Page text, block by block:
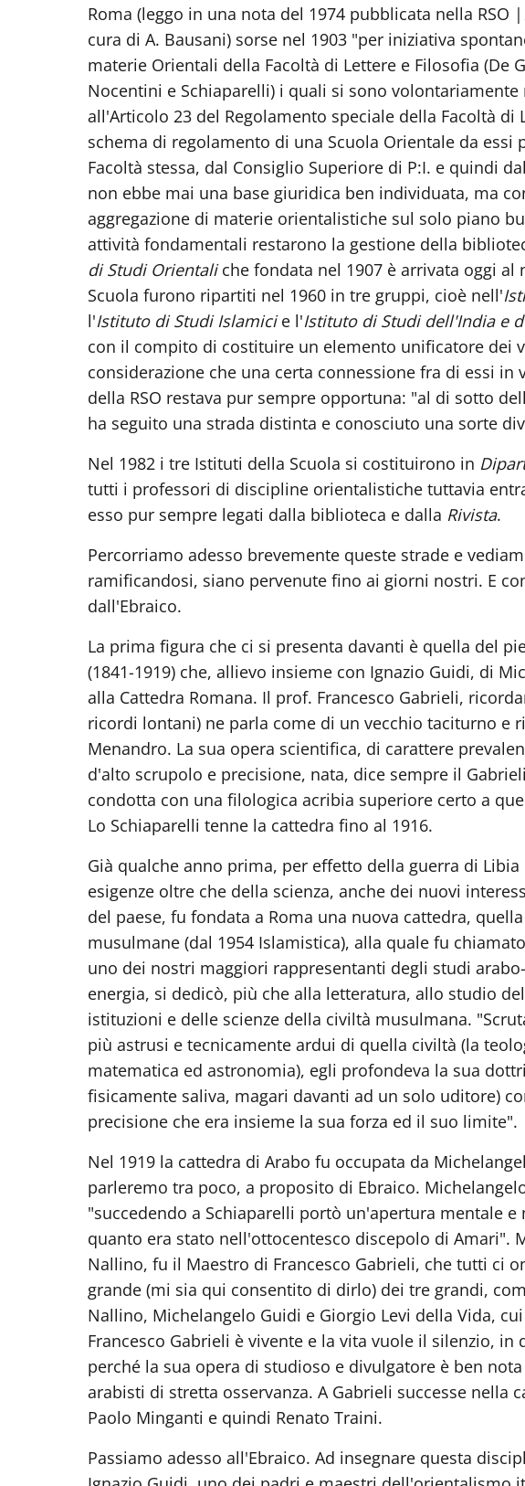
Roma (leggo in una nota del 1974 pubblicata nella RSO |
cura di A. Bausani) sorse nel 1903 "per iniziativa
materie Orientali della Facoltà di Lettere e Filosofia (De
Nocentini e Schiaparelli) i quali si sono
all'Articolo 23 del Regolamento speciale della Facoltà
schema di regolamento di una Scuola Orientale da essi
Facoltà stessa, dal Consiglio Superiore di P:I. e quindi
non ebbe mai una base giuridica ben individuata, ma
aggregazione di materie orientalistiche sul solo piano
attività fondamentali restarono la gestione della
di Studi Orientaliche fondata nel 1907 è arrivata oggi al
Scuola furono ripartiti nel 1960 in tre gruppi, cioè nell'
l'Istituto di Studi Islamicie l'Istituto di Studi dell'India e
con il compito di costituire un elemento unificatore dei
considerazione che una certa connessione fra di essi
della RSO restava pur sempre opportuna: "al di sotto
ha seguito una strada distinta e conosciuto una sorte
Nel 1982 i tre Istituti della Scuola si costituirono in
tutti i professori di discipline orientalistiche tuttavia
esso pur sempre legati dalla biblioteca e dalla Rivista.
Percorriamo adesso brevemente queste strade e
ramificandosi, siano pervenute fino ai giorni nostri. E
dall'Ebraico.
La prima figura che ci si presenta davanti è quella del
(1841-1919) che, allievo insieme con Ignazio Guidi, di
alla Cattedra Romana. Il prof. Francesco Gabrieli,
ricordi lontani) ne parla come di un vecchio taciturno e
Menandro. La sua opera scientifica, di carattere
d'alto scrupolo e precisione, nata, dice sempre il
condotta con una filologica acribia superiore certo a
Lo Schiaparelli tenne la cattedra fino al 1916.
Già qualche anno prima, per effetto della guerra di
esigenze oltre che della scienza, anche dei nuovi
del paese, fu fondata a Roma una nuova cattedra,
musulmane (dal 1954 Islamistica), alla quale fu
uno dei nostri maggiori rappresentanti degli studi
energia, si dedicò, più che alla letteratura, allo studio
istituzioni e delle scienze della civiltà musulmana.
più astrusi e tecnicamente ardui di quella civiltà (la
matematica ed astronomia), egli profondeva la sua
fisicamente saliva, magari davanti ad un solo uditore)
precisione che era insieme la sua forza ed il suo limite".
Nel 1919 la cattedra di Arabo fu occupata da
parleremo tra poco, a proposito di Ebraico.
"succedendo a Schiaparelli portò un'apertura mentale
quanto era stato nell'ottocentesco discepolo di Amari".
Nallino, fu il Maestro di Francesco Gabrieli, che tutti ci
grande (mi sia qui consentito di dirlo) dei tre grandi,
Nallino, Michelangelo Guidi e Giorgio Levi della Vida,
Francesco Gabrieli è vivente e la vita vuole il silenzio,
perché la sua opera di studioso e divulgatore è ben
arabisti di stretta osservanza. A Gabrieli successe nella
Paolo Minganti e quindi Renato Traini.
Passiamo adesso all'Ebraico. Ad insegnare questa